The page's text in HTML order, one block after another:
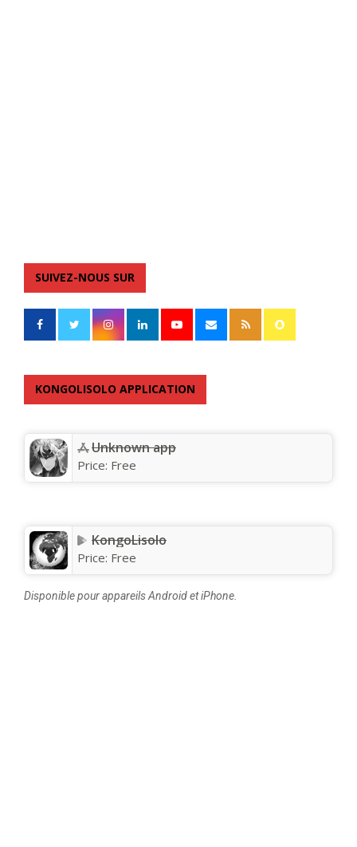
SUIVEZ-NOUS SUR
KONGOLISOLO APPLICATION
Unknown app
Price: Free
KongoLisolo
Price: Free
Disponible pour appareils Android et iPhone.